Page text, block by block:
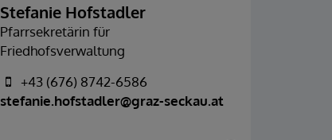
Stefanie Hofstadler
Pfarrsekretärin für
Friedhofsverwaltung
+43 (676) 8742-6586
stefanie.hofstadler@graz-seckau.at